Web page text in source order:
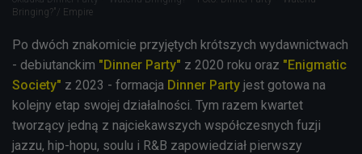
Bringing?"/ Empire
Po dwóch znakomicie przyjętych krótszych wydawnictwach
- debiutanckim "Dinner Party" z 2020 roku oraz "Enigmatic
Society" z 2023 - formacja Dinner Party jest gotowa na
kolejny etap swojej działalności. Tym razem kwartet
tworzący jedną z najciekawszych współczesnych fuzji
jazzu, hip-hopu, soulu i R&B zapowiedział pierwszy